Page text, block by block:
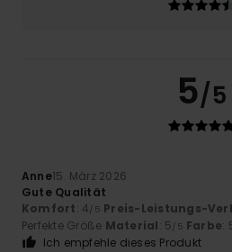
5/5
Anne15. März 2026
Gute Qualität
Komfort: 4/5 Preis-Leistungs-
Perfekte Größe Material: 5/5 Farbe:
Ich empfehle dieses Produkt